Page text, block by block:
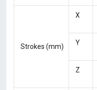
Strokes (mm)
X
Y
Z